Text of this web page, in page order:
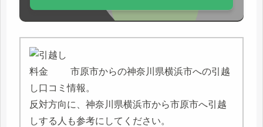
市原市からの神奈川県横浜市への引越
し口コミ情報。
反対方向に、神奈川県横浜市から市原市へ引越
しする人も参考にしてください。